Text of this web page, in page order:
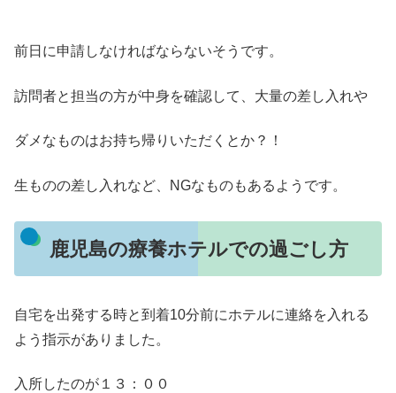
前日に申請しなければならないそうです。
訪問者と担当の方が中身を確認して、大量の差し入れや
ダメなものはお持ち帰りいただくとか？！
生ものの差し入れなど、NGなものもあるようです。
鹿児島の療養ホテルでの過ごし方
自宅を出発する時と到着10分前にホテルに連絡を入れる
よう指示がありました。
入所したのが１３：００